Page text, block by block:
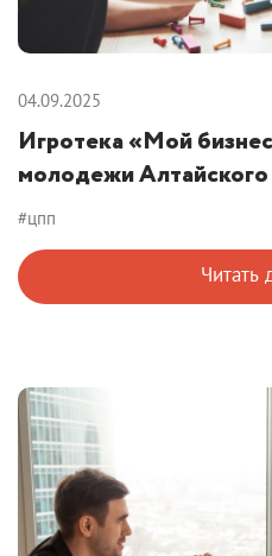
04.09.2025
Игротека «Мой
молодежи
#цпп
Читать